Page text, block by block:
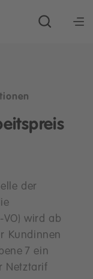
der
VO) wird ab
Kundinnen
7 ein
Netztarif